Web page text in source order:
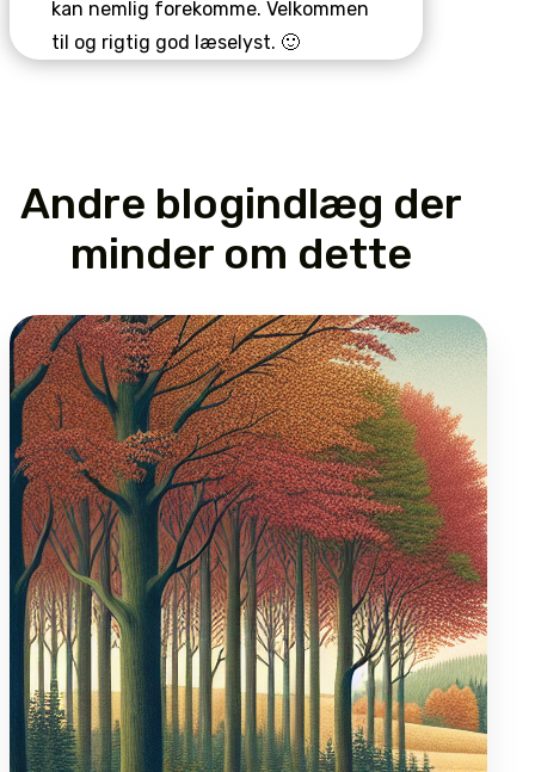
kan nemlig forekomme. Velkommen
til og rigtig god læselyst. 🙂
Andre blogindlæg der
minder om dette